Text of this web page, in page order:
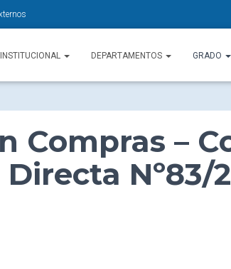
INSTITUCIONAL DEPARTAMENTOS GRADO
Compras –
Directa Nº83/